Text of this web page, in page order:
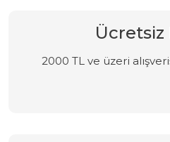
Ücretsiz
2000 TL ve üzeri